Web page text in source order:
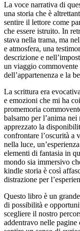
La voce narrativa di
una storia che è
sentire il lettore come
che essere istruito. In
stava nella trama, ma
e atmosfera, una
descrizione e
un viaggio commovente
dell’appartenenza e la
La scrittura era
e emozioni che mi ha
promemoria
balsamo per l’anima
apprezzato la
confrontare l’oscurità a
nella luce,
elementi di fantasia in
mondo sia immersivo
kindle storia è così
distrazione per
Questo libro è un
di possibilità e
scegliere il nostro
addentravo nelle